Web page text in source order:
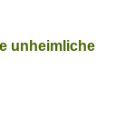
unheimliche